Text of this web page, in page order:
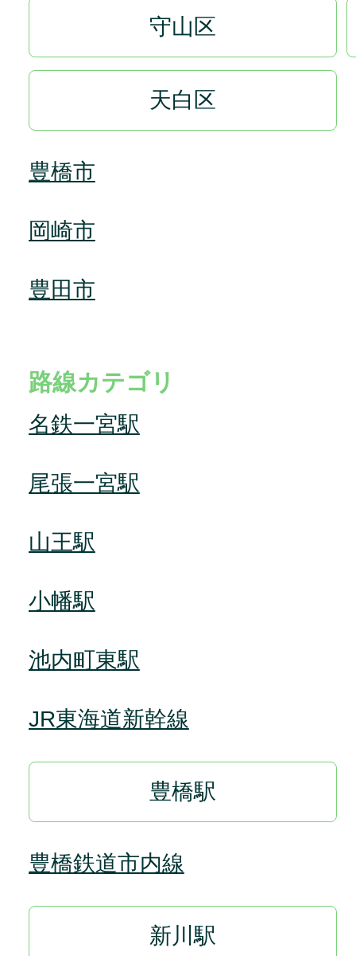
守山区
天白区
豊橋市
岡崎市
豊田市
路線カテゴリ
名鉄一宮駅
尾張一宮駅
山王駅
小幡駅
池内町東駅
JR東海道新幹線
豊橋駅
豊橋鉄道市内線
新川駅